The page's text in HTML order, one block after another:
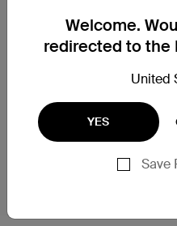
Welcome.
redirected to the
United
YES
Save